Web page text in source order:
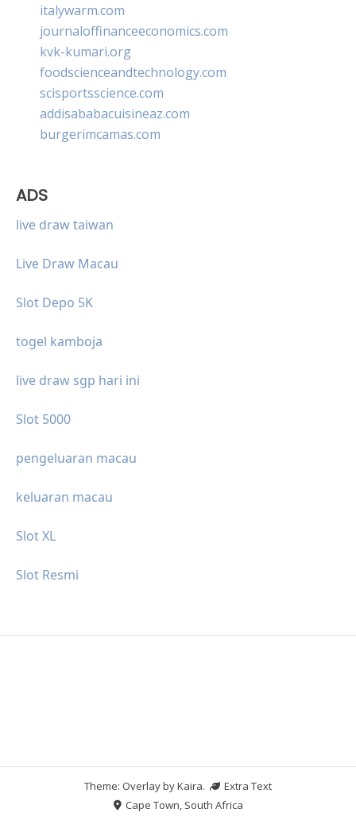
italywarm.com
journaloffinanceeconomics.com
kvk-kumari.org
foodscienceandtechnology.com
scisportsscience.com
addisababacuisineaz.com
burgerimcamas.com
ADS
live draw taiwan
Live Draw Macau
Slot Depo 5K
togel kamboja
live draw sgp hari ini
Slot 5000
pengeluaran macau
keluaran macau
Slot XL
Slot Resmi
Theme: Overlay byKaira.
Extra Text
Cape Town, South Africa